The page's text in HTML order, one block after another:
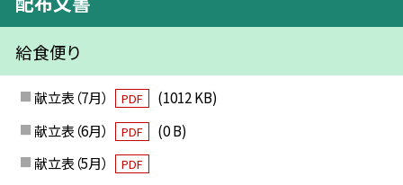
給食便り
献立表（7月） PDF
(1012 KB)
献立表（6月）
PDF
(0 B)
献立表（5月）
PDF